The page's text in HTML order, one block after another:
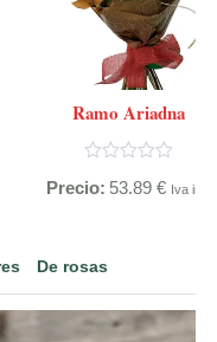
Ramo Ariadna
Precio: 53.89 € Iva inc.
De rosas